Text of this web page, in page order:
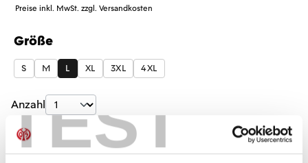
TEST
Preise inkl. MwSt. zzgl. Versandkosten
Größe
auswählen
S M L XL 3XL 4XL
Produkt Anzahl: Gib den gewünschten
Anzahl
Sofort verfügbar, Lieferzeit: 5-7 Tage